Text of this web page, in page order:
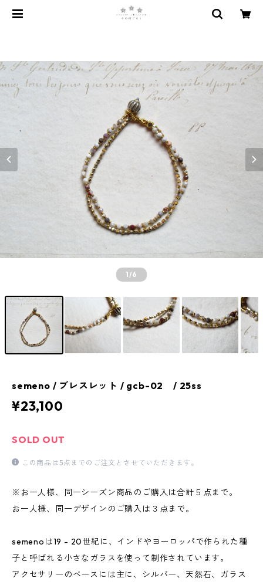
1/6
semeno / ブレスレット / gcb-02 / 25ss
¥23,100
SOLD OUT
この商品は5点までのご注文とさせていただきます。
※お一人様、同一シーズン商品のご購入は合計５点まで。
お一人様、同一デザインのご購入は３点まで。
semenoは19 - 20世紀に、インドやヨーロッパで作られた種
子と呼ばれる小さなガラスを使って制作されています。
アクセサリーのベースには主に、シルバー、天然石、ガラス